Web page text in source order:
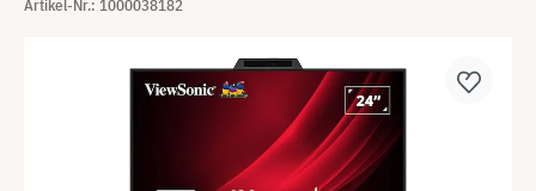
Artikel-Nr.: 1000038182